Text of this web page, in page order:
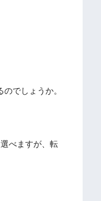
でしょうか。
べますが、転